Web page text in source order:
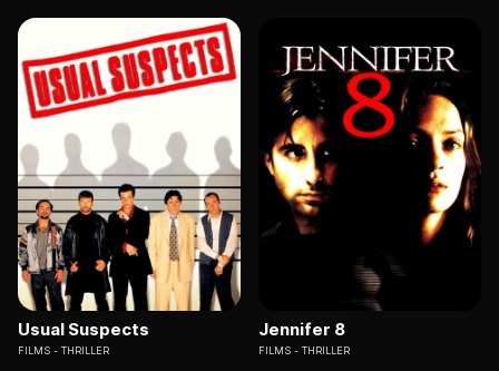
Usual Suspects
FILMS THRILLER
Jennifer 8
FILMS THRILLER